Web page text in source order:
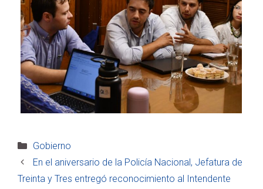
Categorías
Gobierno
En el aniversario de la Policía Nacional, Jefatura de
Treinta y Tres entregó reconocimiento al Intendente